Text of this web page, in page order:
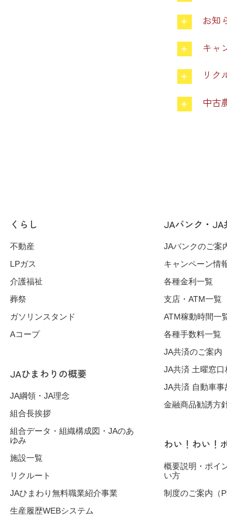
お知
キャ
リク
中古
くらし
不動産
LPガス
介護福祉
葬祭
ガソリンスタンド
Aコープ
JAひまわりの概要
JA綱領・JA理念
組合長挨拶
組合データ・組織構成図・JAのあ
ゆみ
施設一覧
リクルート
JAひまわり無料職業紹介事業
生産履歴WEBシステム
JAバンク・JA
JAバンクのご案
キャンペーン情
各種金利一覧
支店・ATM一覧
ATM稼動時間一
各種手数料一覧
JA共済のご案内
JA共済 土曜窓口
JA共済 自動車
金融商品勧誘方
わい！わい！
概要説明・ポイ
い方
制度のご案内（